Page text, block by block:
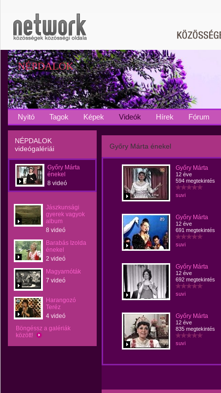
NÉPDALOK
Nyitó Tagok Képek Videók Hírek Fórum
NÉPDALOK
videógalériái
Győry Márta
énekel
8 videó
Jászkunsági
gyerek vagyok
album
8 videó
Barabás Izolda
énekel
2 videó
Magyarnóták
7 videó
Harangozó
Teréz
4 videó
Böngéssz a galériák
között!
Győry Márta énekel
Győry Márta
12 éve
594 megtekintés
suvi
Győry Márta
12 éve
691 megtekintés
suvi
Győry Márta
12 éve
692 megtekintés
suvi
Győry Márta
12 éve
835 megtekintés
suvi